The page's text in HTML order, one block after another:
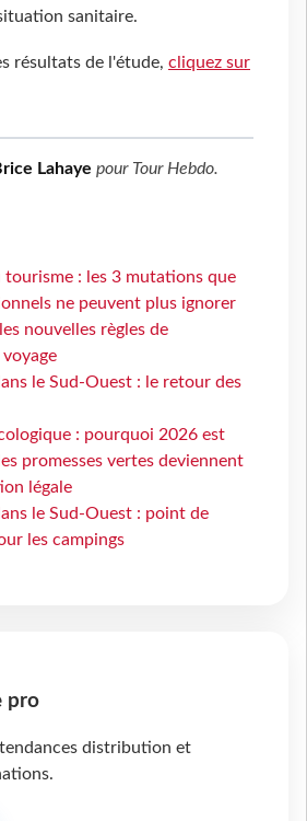
sanitaire.
résultats de l'étude, cliquez sur
Lahaye pour Tour Hebdo.
tourisme : les 3 mutations que
ne peuvent plus ignorer
nouvelles règles de
voyage
le Sud-Ouest : le retour des
: pourquoi 2026 est
promesses vertes deviennent
légale
le Sud-Ouest : point de
les campings
pro
distribution et